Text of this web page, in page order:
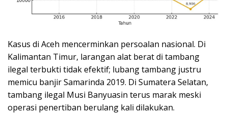
Kasus di Aceh mencerminkan persoalan nasional. Di
Kalimantan Timur, larangan alat berat di tambang
ilegal terbukti tidak efektif; lubang tambang justru
memicu banjir Samarinda 2019. Di Sumatera Selatan,
tambang ilegal Musi Banyuasin terus marak meski
operasi penertiban berulang kali dilakukan.